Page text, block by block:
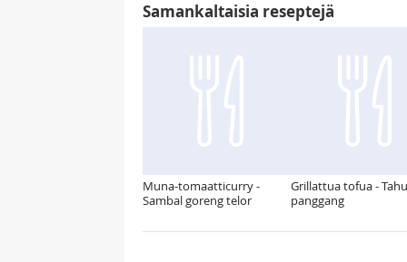
Samankaltaisia reseptejä
Muna-tomaatticurry -
Sambal goreng telor
Grillattua tofua - Tahu
panggang